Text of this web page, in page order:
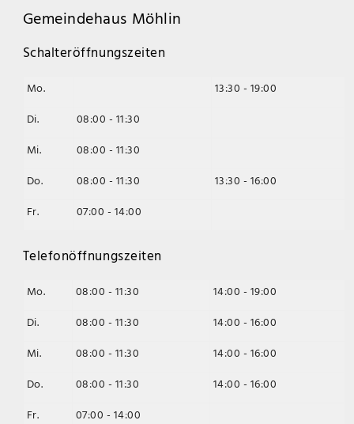
Gemeindehaus Möhlin
Schalteröffnungszeiten
Mo.
13:30 - 19:00
Di.
08:00 - 11:30
Mi.
08:00 - 11:30
Do.
08:00 - 11:30
13:30 - 16:00
Fr.
07:00 - 14:00
Telefonöffnungszeiten
Mo. 08:00 - 11:30
14:00 - 19:00
Di.
08:00 - 11:30
14:00 - 16:00
Mi.
08:00 - 11:30
14:00 - 16:00
Do.
08:00 - 11:30
14:00 - 16:00
Fr.
07:00 - 14:00